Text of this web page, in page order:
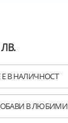
Е В НАЛИЧНОСТ
В ЛЮБИМИ